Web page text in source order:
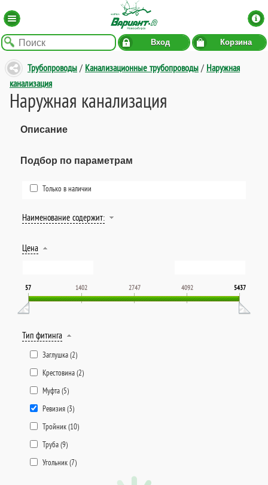
Вход Корзина
Трубопроводы / Канализационные трубопроводы / Наружная
канализация
Наружная канализация
Описание
Подбор по параметрам
Только в наличии
Наименование содержит:
Цена
57 1402 2747 4092 5437
Тип фитинга
Заглушка (2)
Крестовина (2)
Муфта (5)
Ревизия (3)
Тройник (10)
Труба (9)
Угольник (7)